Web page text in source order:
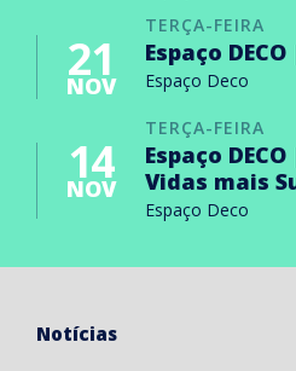
TERÇA-FEIRA
21
NOV
Espaço
Espaço Deco
TERÇA-FEIRA
14
NOV
Espaço
Vidas mais
Espaço Deco
Notícias